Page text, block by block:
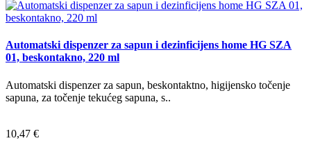
Automatski dispenzer za sapun i dezinficijens home HG SZA
01, beskontakno, 220 ml
Automatski dispenzer za sapun, beskontaktno, higijensko točenje
sapuna, za točenje tekućeg sapuna, s..
10,47 €